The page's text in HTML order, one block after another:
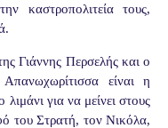
καστροπολιτεία τους,
Γιάννης Περσελής και ο
είναι η
για να μείνει στους
του Στρατή, τον Νικόλα,